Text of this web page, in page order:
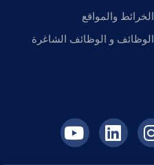
الخرائط والمواقع
الوظائف و الوظائف الشاغرة